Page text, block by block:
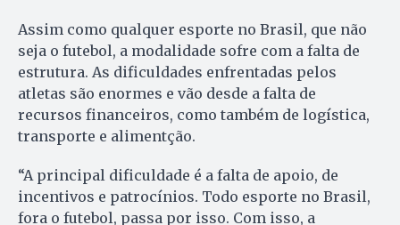
Assim como qualquer esporte no Brasil, que não
seja o futebol, a modalidade sofre com a falta de
estrutura. As dificuldades enfrentadas pelos
atletas são enormes e vão desde a falta de
recursos financeiros, como também de logística,
transporte e alimentção.
“A principal dificuldade é a falta de apoio, de
incentivos e patrocínios. Todo esporte no Brasil,
fora o futebol, passa por isso. Com isso, a